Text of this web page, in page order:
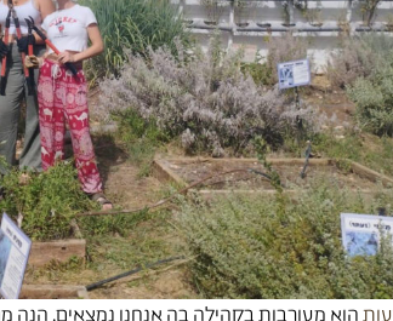
הוא מעורבות בקהילה בה אנחנו נמצאים.